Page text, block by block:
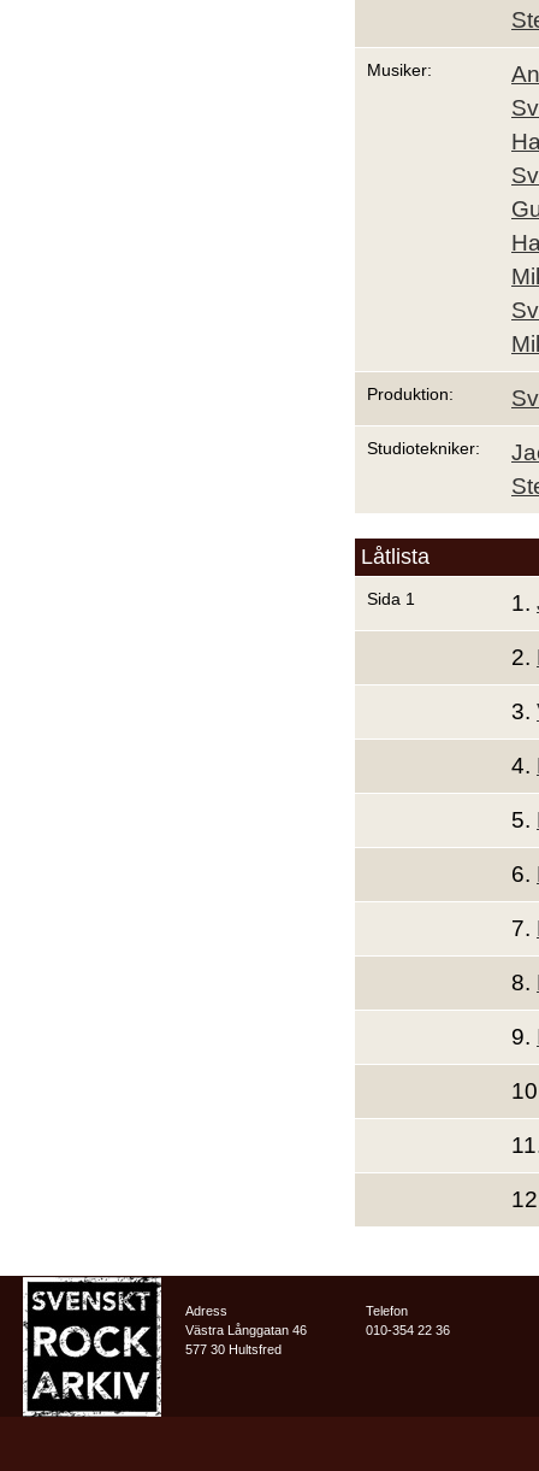
Musiker:
Produktion:
Studiotekniker:
Låtlista
Sida 1 1.
2.
3.
4.
5.
6.
7.
8.
9.
Adress
Västra Långgatan 46
577 30 Hultsfred
Telefon
010-354 22 36